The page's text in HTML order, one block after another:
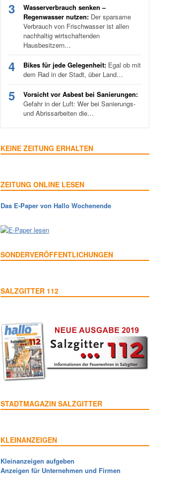
3
Wasserverbrauch senken –
Regenwasser nutzen: Der sparsame
Verbrauch von Frischwasser ist allen
nachhaltig wirtschaftenden
Hausbesitzern…
4 Bikes für jede Gelegenheit: Egal ob mit
dem Rad in der Stadt, über Land…
5
Vorsicht vor Asbest bei Sanierungen:
Gefahr in der Luft: Wer bei Sanierungs-
und Abrissarbeiten die…
KEINE ZEITUNG ERHALTEN
ZEITUNG ONLINE LESEN
Das E-Paper von Hallo Wochenende
SONDERVERÖFFENTLICHUNGEN
SALZGITTER 112
STADTMAGAZIN SALZGITTER
KLEINANZEIGEN
Kleinanzeigen aufgeben
Anzeigen für Unternehmen und Firmen